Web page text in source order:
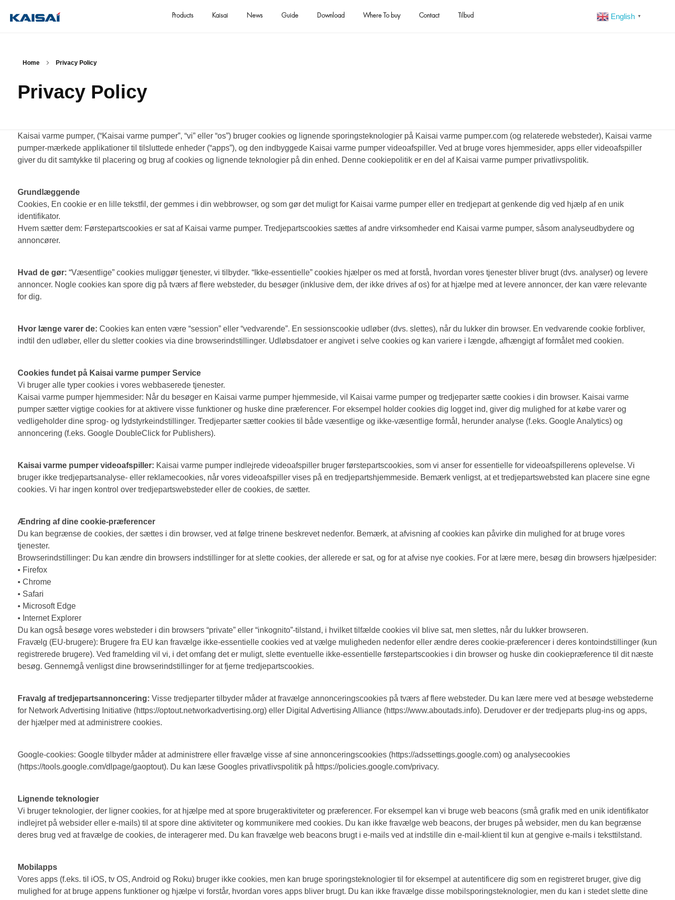
Products Kaisai News Guide Download Where To buy Contact Tilbud English ▼
Home Privacy Policy
Privacy Policy
Kaisai varme pumper, (“Kaisai varme pumper”, “vi” eller “os”) bruger cookies og lignende sporingsteknologier på Kaisai varme pumper.com (og relaterede websteder), Kaisai varme
pumper-mærkede applikationer til tilsluttede enheder (“apps”), og den indbyggede Kaisai varme pumper videoafspiller. Ved at bruge vores hjemmesider, apps eller videoafspiller
giver du dit samtykke til placering og brug af cookies og lignende teknologier på din enhed. Denne cookiepolitik er en del af Kaisai varme pumper privatlivspolitik.
Grundlæggende
Cookies, En cookie er en lille tekstfil, der gemmes i din webbrowser, og som gør det muligt for Kaisai varme pumper eller en tredjepart at genkende dig ved hjælp af en unik
identifikator.
Hvem sætter dem: Førstepartscookies er sat af Kaisai varme pumper. Tredjepartscookies sættes af andre virksomheder end Kaisai varme pumper, såsom analyseudbydere og
annoncører.
Hvad de gør: “Væsentlige” cookies muliggør tjenester, vi tilbyder. “Ikke-essentielle” cookies hjælper os med at forstå, hvordan vores tjenester bliver brugt (dvs. analyser) og levere
annoncer. Nogle cookies kan spore dig på tværs af flere websteder, du besøger (inklusive dem, der ikke drives af os) for at hjælpe med at levere annoncer, der kan være relevante
for dig.
Hvor længe varer de: Cookies kan enten være “session” eller “vedvarende”. En sessionscookie udløber (dvs. slettes), når du lukker din browser. En vedvarende cookie forbliver,
indtil den udløber, eller du sletter cookies via dine browserindstillinger. Udløbsdatoer er angivet i selve cookies og kan variere i længde, afhængigt af formålet med cookien.
Cookies fundet på Kaisai varme pumper Service
Vi bruger alle typer cookies i vores webbaserede tjenester.
Kaisai varme pumper hjemmesider: Når du besøger en Kaisai varme pumper hjemmeside, vil Kaisai varme pumper og tredjeparter sætte cookies i din browser. Kaisai varme
pumper sætter vigtige cookies for at aktivere visse funktioner og huske dine præferencer. For eksempel holder cookies dig logget ind, giver dig mulighed for at købe varer og
vedligeholder dine sprog- og lydstyrkeindstillinger. Tredjeparter sætter cookies til både væsentlige og ikke-væsentlige formål, herunder analyse (f.eks. Google Analytics) og
annoncering (f.eks. Google DoubleClick for Publishers).
Kaisai varme pumper videoafspiller: Kaisai varme pumper indlejrede videoafspiller bruger førstepartscookies, som vi anser for essentielle for videoafspillerens oplevelse. Vi
bruger ikke tredjepartsanalyse- eller reklamecookies, når vores videoafspiller vises på en tredjepartshjemmeside. Bemærk venligst, at et tredjepartswebsted kan placere sine egne
cookies. Vi har ingen kontrol over tredjepartswebsteder eller de cookies, de sætter.
Ændring af dine cookie-præferencer
Du kan begrænse de cookies, der sættes i din browser, ved at følge trinene beskrevet nedenfor. Bemærk, at afvisning af cookies kan påvirke din mulighed for at bruge vores
tjenester.
Browserindstillinger: Du kan ændre din browsers indstillinger for at slette cookies, der allerede er sat, og for at afvise nye cookies. For at lære mere, besøg din browsers hjælpesider:
• Firefox
• Chrome
• Safari
• Microsoft Edge
• Internet Explorer
Du kan også besøge vores websteder i din browsers “private” eller “inkognito”-tilstand, i hvilket tilfælde cookies vil blive sat, men slettes, når du lukker browseren.
Fravælg (EU-brugere): Brugere fra EU kan fravælge ikke-essentielle cookies ved at vælge muligheden nedenfor eller ændre deres cookie-præferencer i deres kontoindstillinger (kun
registrerede brugere). Ved framelding vil vi, i det omfang det er muligt, slette eventuelle ikke-essentielle førstepartscookies i din browser og huske din cookiepræference til dit næste
besøg. Gennemgå venligst dine browserindstillinger for at fjerne tredjepartscookies.
Fravalg af tredjepartsannoncering: Visse tredjeparter tilbyder måder at fravælge annonceringscookies på tværs af flere websteder. Du kan lære mere ved at besøge webstederne
for Network Advertising Initiative (https://optout.networkadvertising.org) eller Digital Advertising Alliance (https://www.aboutads.info). Derudover er der tredjeparts plug-ins og apps,
der hjælper med at administrere cookies.
Google-cookies: Google tilbyder måder at administrere eller fravælge visse af sine annonceringscookies (https://adssettings.google.com) og analysecookies
(https://tools.google.com/dlpage/gaoptout). Du kan læse Googles privatlivspolitik på https://policies.google.com/privacy.
Lignende teknologier
Vi bruger teknologier, der ligner cookies, for at hjælpe med at spore brugeraktiviteter og præferencer. For eksempel kan vi bruge web beacons (små grafik med en unik identifikator
indlejret på websider eller e-mails) til at spore dine aktiviteter og kommunikere med cookies. Du kan ikke fravælge web beacons, der bruges på websider, men du kan begrænse
deres brug ved at fravælge de cookies, de interagerer med. Du kan fravælge web beacons brugt i e-mails ved at indstille din e-mail-klient til kun at gengive e-mails i teksttilstand.
Mobilapps
Vores apps (f.eks. til iOS, tv OS, Android og Roku) bruger ikke cookies, men kan bruge sporingsteknologier til for eksempel at autentificere dig som en registreret bruger, give dig
mulighed for at bruge appens funktioner og hjælpe vi forstår, hvordan vores apps bliver brugt. Du kan ikke fravælge disse mobilsporingsteknologier, men du kan i stedet slette dine